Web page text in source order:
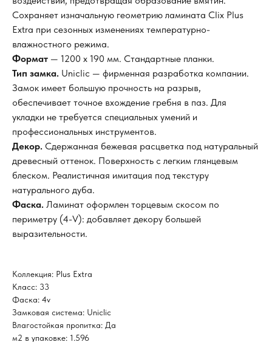
Сохраняет изначальную геометрию ламината Clix Plus
Extra при сезонных изменениях температурно-
влажностного режима.
Формат — 1200 x 190 мм. Стандартные планки.
Тип замка. Uniclic — фирменная разработка компании.
Замок имеет большую прочность на разрыв,
обеспечивает точное вхождение гребня в паз. Для
укладки не требуется специальных умений и
профессиональных инструментов.
Декор. Сдержанная бежевая расцветка под натуральный
древесный оттенок. Поверхность с легким глянцевым
блеском. Реалистичная имитация под текстуру
натурального дуба.
Фаска. Ламинат оформлен торцевым скосом по
периметру (4-V): добавляет декору большей
выразительности.
Коллекция: Plus Extra
Класс: 33
Фаска: 4v
Замковая система: Uniclic
Влагостойкая пропитка: Да
м2 в упаковке: 1.596